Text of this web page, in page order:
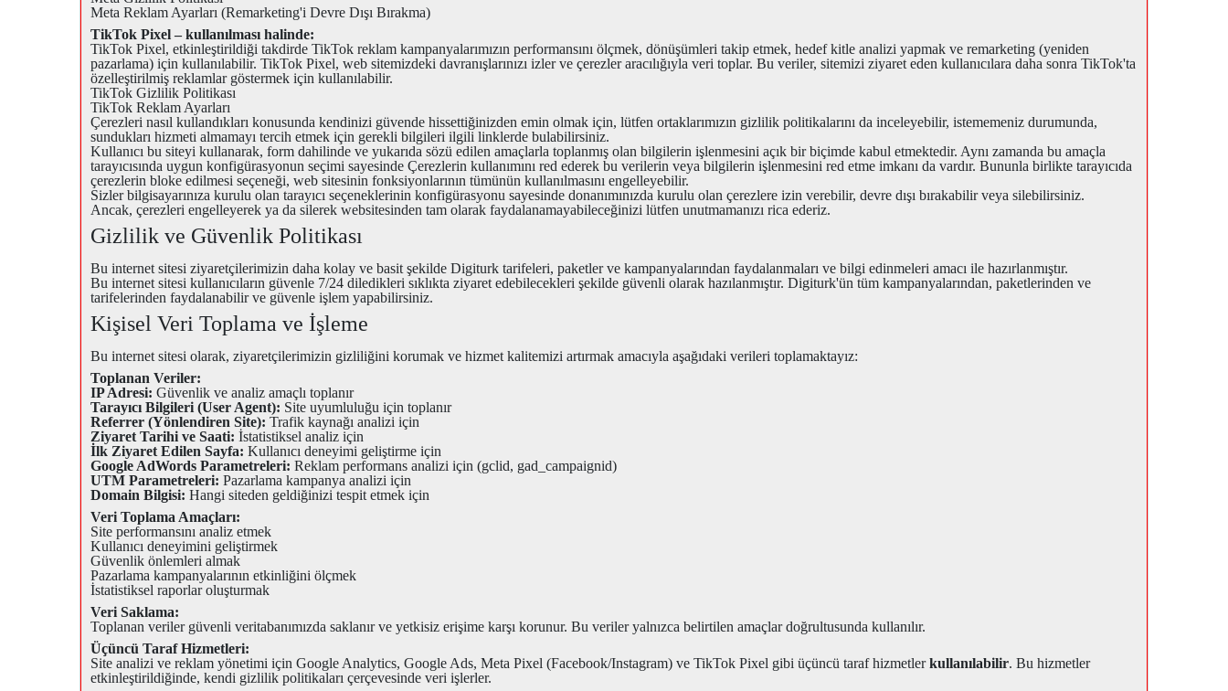
Meta Reklam Ayarları (Remarketing'i Devre Dışı Bırakma)
TikTok Pixel – kullanılması halinde:
TikTok Pixel, etkinleştirildiği takdirde TikTok reklam kampanyalarımızın performansını ölçmek, dönüşümleri takip etmek, hedef kitle analizi yapmak ve remarketing (yeniden
pazarlama) için kullanılabilir. TikTok Pixel, web sitemizdeki davranışlarınızı izler ve çerezler aracılığıyla veri toplar. Bu veriler, sitemizi ziyaret eden kullanıcılara daha sonra TikTok'ta
özelleştirilmiş reklamlar göstermek için kullanılabilir.
TikTok Gizlilik Politikası
TikTok Reklam Ayarları
Çerezleri nasıl kullandıkları konusunda kendinizi güvende hissettiğinizden emin olmak için, lütfen ortaklarımızın gizlilik politikalarını da inceleyebilir, istememeniz durumunda,
sundukları hizmeti almamayı tercih etmek için gerekli bilgileri ilgili linklerde bulabilirsiniz.
Kullanıcı bu siteyi kullanarak, form dahilinde ve yukarıda sözü edilen amaçlarla toplanmış olan bilgilerin işlenmesini açık bir biçimde kabul etmektedir. Aynı zamanda bu amaçla
tarayıcısında uygun konfigürasyonun seçimi sayesinde Çerezlerin kullanımını red ederek bu verilerin veya bilgilerin işlenmesini red etme imkanı da vardır. Bununla birlikte tarayıcıda
çerezlerin bloke edilmesi seçeneği, web sitesinin fonksiyonlarının tümünün kullanılmasını engelleyebilir.
Sizler bilgisayarınıza kurulu olan tarayıcı seçeneklerinin konfigürasyonu sayesinde donanımınızda kurulu olan çerezlere izin verebilir, devre dışı bırakabilir veya silebilirsiniz.
Ancak, çerezleri engelleyerek ya da silerek websitesinden tam olarak faydalanamayabileceğinizi lütfen unutmamanızı rica ederiz.
Gizlilik ve Güvenlik Politikası
Bu internet sitesi ziyaretçilerimizin daha kolay ve basit şekilde Digiturk tarifeleri, paketler ve kampanyalarından faydalanmaları ve bilgi edinmeleri amacı ile hazırlanmıştır.
Bu internet sitesi kullanıcıların güvenle 7/24 diledikleri sıklıkta ziyaret edebilecekleri şekilde güvenli olarak hazılanmıştır. Digiturk'ün tüm kampanyalarından, paketlerinden ve
tarifelerinden faydalanabilir ve güvenle işlem yapabilirsiniz.
Kişisel Veri Toplama ve İşleme
Bu internet sitesi olarak, ziyaretçilerimizin gizliliğini korumak ve hizmet kalitemizi artırmak amacıyla aşağıdaki verileri toplamaktayız:
Toplanan Veriler:
IP Adresi: Güvenlik ve analiz amaçlı toplanır
Tarayıcı Bilgileri (User Agent): Site uyumluluğu için toplanır
Referrer (Yönlendiren Site): Trafik kaynağı analizi için
Ziyaret Tarihi ve Saati: İstatistiksel analiz için
İlk Ziyaret Edilen Sayfa: Kullanıcı deneyimi geliştirme için
Google AdWords Parametreleri: Reklam performans analizi için (gclid, gad_campaignid)
UTM Parametreleri: Pazarlama kampanya analizi için
Domain Bilgisi: Hangi siteden geldiğinizi tespit etmek için
Veri Toplama Amaçları:
Site performansını analiz etmek
Kullanıcı deneyimini geliştirmek
Güvenlik önlemleri almak
Pazarlama kampanyalarının etkinliğini ölçmek
İstatistiksel raporlar oluşturmak
Veri Saklama:
Toplanan veriler güvenli veritabanımızda saklanır ve yetkisiz erişime karşı korunur. Bu veriler yalnızca belirtilen amaçlar doğrultusunda kullanılır.
Üçüncü Taraf Hizmetleri:
Site analizi ve reklam yönetimi için Google Analytics, Google Ads, Meta Pixel (Facebook/Instagram) ve TikTok Pixel gibi üçüncü taraf hizmetlerkullanılabilir. Bu hizmetler
etkinleştirildiğinde, kendi gizlilik politikaları çerçevesinde veri işlerler.